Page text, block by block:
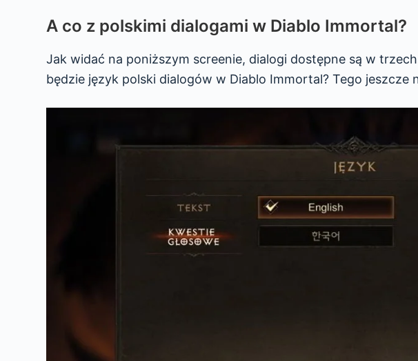
A co z polskimi dialogami w Diablo Immortal?
Jak widać na poniższym screenie, dialogi dostępne są w
będzie język polski dialogów w Diablo Immortal? Tego jeszcze